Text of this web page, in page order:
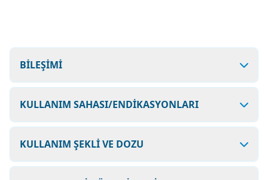
BİLEŞİMİ
KULLANIM SAHASI/ENDİKASYONLARI
KULLANIM ŞEKLİ VE DOZU